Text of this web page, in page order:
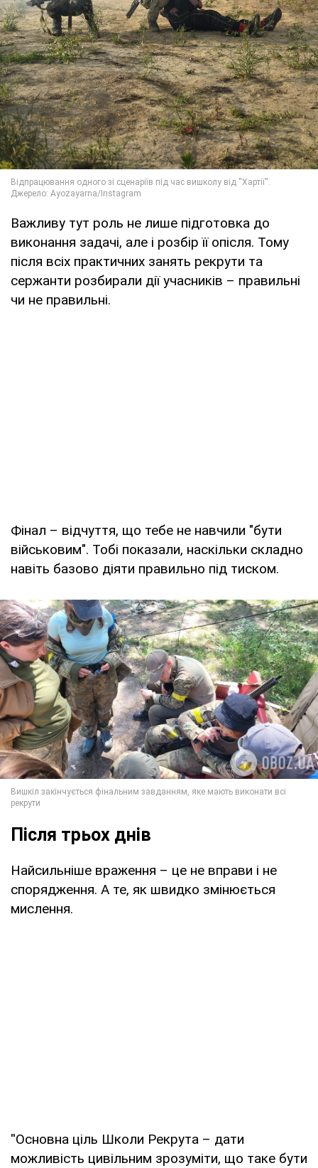
Важливу тут роль не лише підготовка до
виконання задачі, але і розбір її опісля. Тому
після всіх практичних занять рекрути та
сержанти розбирали дії учасників – правильні
чи не правильні.
Фінал – відчуття, що тебе не навчили "бути
військовим". Тобі показали, наскільки складно
навіть базово діяти правильно під тиском.
Після трьох днів
Найсильніше враження – це не вправи і не
спорядження. А те, як швидко змінюється
мислення.
''Основна ціль Школи Рекрута – дати
можливість цивільним зрозуміти, що таке бути